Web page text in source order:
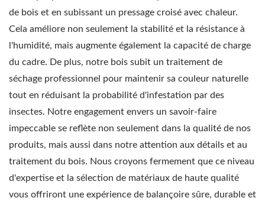
de bois et en subissant un pressage croisé avec chaleur.
Cela améliore non seulement la stabilité et la résistance à
l'humidité, mais augmente également la capacité de charge
du cadre. De plus, notre bois subit un traitement de
séchage professionnel pour maintenir sa couleur naturelle
tout en réduisant la probabilité d'infestation par des
insectes. Notre engagement envers un savoir-faire
impeccable se reflète non seulement dans la qualité de nos
produits, mais aussi dans notre attention aux détails et au
traitement du bois. Nous croyons fermement que ce niveau
d'expertise et la sélection de matériaux de haute qualité
vous offriront une expérience de balançoire sûre, durable et